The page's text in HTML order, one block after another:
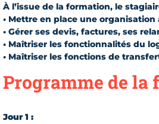
À l’issue de la formation, le
• Mettre en place une
• Gérer ses devis, factures, ses
• Maîtriser les fonctionnalités du
• Maîtriser les fonctions de
Programme de la
Jour 1 :